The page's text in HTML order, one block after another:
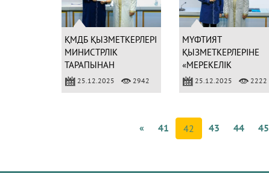
ҚМДБ ҚЫЗМЕТКЕРЛЕРІ
МИНИСТРЛІК
ТАРАПЫНАН
МАРАПАТТАЛДЫ
25.12.2025 2942
МҮФТИЯТ
ҚЫЗМЕТКЕРЛЕРІНЕ
«МЕРЕКЕЛІК
МЕДАЛЬДАР»
ТАБЫСТАЛДЫ
25.12.2025 2222
« 41 42 43 44 45